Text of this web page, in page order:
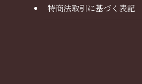
特商法取引に基づく表記